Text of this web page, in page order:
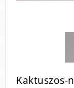
Kaktuszos-